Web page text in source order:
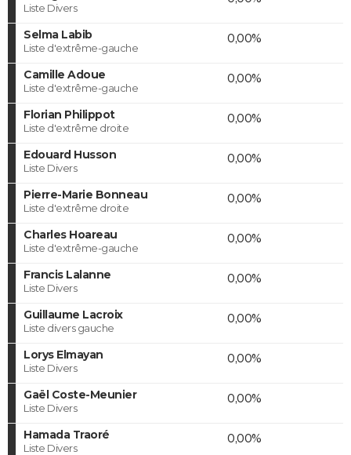
Liste Divers
Selma Labib
Liste d'extrême-gauche
0,00%
Camille Adoue
Liste d'extrême-gauche
0,00%
Florian Philippot
Liste d'extrême droite
0,00%
Edouard Husson
Liste Divers
0,00%
Pierre-Marie Bonneau
Liste d'extrême droite
0,00%
Charles Hoareau
Liste d'extrême-gauche
0,00%
Francis Lalanne
Liste Divers
0,00%
Guillaume Lacroix
Liste divers gauche
0,00%
Lorys Elmayan
Liste Divers
0,00%
Gaël Coste-Meunier
Liste Divers
0,00%
Hamada Traoré
Liste Divers
0,00%